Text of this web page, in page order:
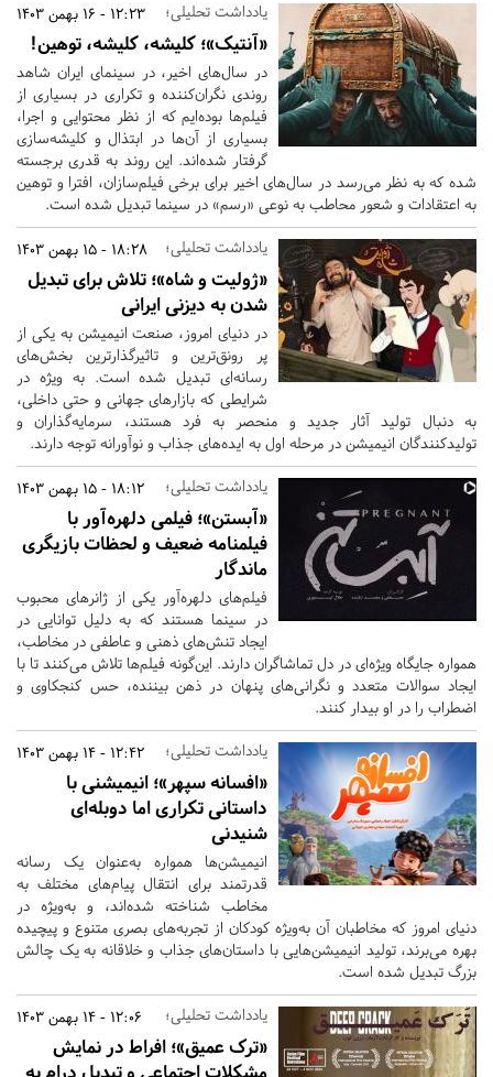
12:23 - 16 بهمن 1403 یادداشت تحلیلی؛
«آنتیک»؛ کلیشه، کلیشه، توهین!
در سال‌های اخیر، در سینمای ایران شاهد
روندی نگران‌کننده و تکراری در بسیاری از
فیلم‌ها بوده‌ایم که از نظر محتوایی و اجرا،
بسیاری از آن‌ها در ابتذال و کلیشه‌سازی
گرفتار شده‌اند. این روند به قدری برجسته
شده که به نظر می‌رسد در سال‌های اخیر برای برخی فیلم‌سازان، افترا و توهین
به اعتقادات و شعور محاطب به نوعی «رسم» در سینما تبدیل شده است.
18:28 - 15 بهمن 1403 یادداشت تحلیلی؛
«ژولیت و شاه»؛ تلاش برای تبدیل
شدن به دیزنی ایرانی
در دنیای امروز، صنعت انیمیشن به یکی از
پر رونق‌ترین و تاثیرگذارترین بخش‌های
رسانه‌ای تبدیل شده است. به ویژه در
شرایطی که بازارهای جهانی و حتی داخلی،
به دنبال تولید آثار جدید و منحصر به فرد هستند، سرمایه‌گذاران و
تولیدکنندگان انیمیشن در مرحله اول به ایده‌های جذاب و نوآورانه توجه دارند.
18:12 - 15 بهمن 1403 یادداشت تحلیلی؛
«آبستن»؛ فیلمی دلهره‌آور با
فیلمنامه ضعیف و لحظات بازیگری
ماندگار
فیلم‌های دلهره‌آور یکی از ژانرهای محبوب
در سینما هستند که به دلیل توانایی در
ایجاد تنش‌های ذهنی و عاطفی در مخاطب،
همواره جایگاه ویژه‌ای در دل تماشاگران دارند. این‌گونه فیلم‌ها تلاش می‌کنند تا با
ایجاد سوالات متعدد و نگرانی‌های پنهان در ذهن بیننده، حس کنجکاوی و
اضطراب را در او بیدار کنند.
12:42 - 14 بهمن 1403 یادداشت تحلیلی؛
«افسانه سپهر»؛ انیمیشنی با
داستانی تکراری اما دوبله‌ای
شنیدنی
انیمیشن‌ها همواره به‌عنوان یک رسانه
قدرتمند برای انتقال پیام‌های مختلف به
مخاطب شناخته شده‌اند، و به‌ویژه در
دنیای امروز که مخاطبان آن به‌ویژه کودکان از تجربه‌های بصری متنوع و پیچیده
بهره می‌برند، تولید انیمیشن‌هایی با داستان‌های جذاب و خلاقانه به یک چالش
بزرگ تبدیل شده است.
12:06 - 14 بهمن 1403 یادداشت تحلیلی؛
«ترک عمیق»؛ افراط در نمایش